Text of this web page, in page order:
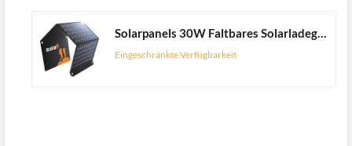
Solarpanels 30W Faltbares Solarladegerät Premium monokristallines mit QC3.0 24W & DC18V1.6A Ausgang Solarbatterieladegerät kompatibel mit Solargeneratoren, Telefonen, Tablets, für Outdoor-Aktivitäten
Eingeschränkte Verfügbarkeit